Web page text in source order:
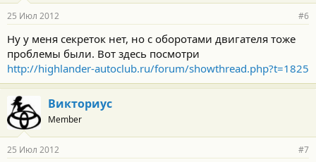
25 Июл 2012 #6
Ну у меня секреток нет, но с оборотами двигателя тоже
проблемы были. Вот здесь посмотри
http://highlander-autoclub.ru/forum/showthread.php?t=1825
Викториус
Member
25 Июл 2012 #7